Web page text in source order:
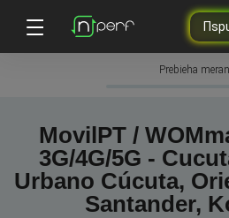
Prebieha
MovilPT /
3G/4G/5G -
Urbano Cúcuta,
Santander,